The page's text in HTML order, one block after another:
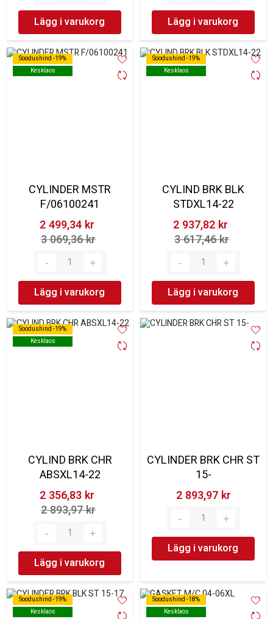
Lägg i varukorg Lägg i varukorg
Soodushind -19%
Kesklaos
Soodushind -19%
Kesklaos
CYLINDER MSTR
F/06100241
2 499,34 kr‎
3 069,36 kr‎
Lägg i varukorg
Soodushind -19%
Kesklaos
Soodushind -19%
Kesklaos
CYLIND BRK BLK
STDXL14-22
2 937,82 kr‎
3 617,46 kr‎
Lägg i varukorg
Soodushind -19%
Kesklaos
Soodushind -19%
Kesklaos
CYLIND BRK CHR
ABSXL14-22
2 356,83 kr‎
2 893,97 kr‎
Lägg i varukorg
CYLINDER BRK CHR ST
15-
2 893,97 kr‎
Lägg i varukorg
Soodushind -19%
Kesklaos
Soodushind -19%
Kesklaos
Soodushind -18%
Kesklaos
Soodushind -18%
Kesklaos